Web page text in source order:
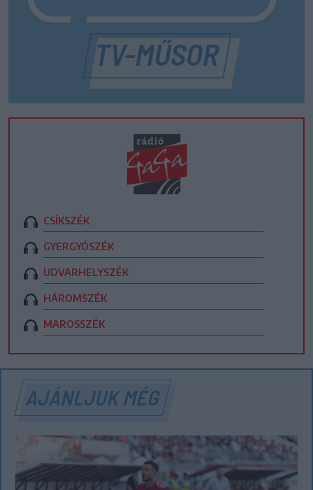
CSÍKSZÉK
GYERGYÓSZÉK
UDVARHELYSZÉK
HÁROMSZÉK
MAROSSZÉK
AJÁNLJUK MÉG